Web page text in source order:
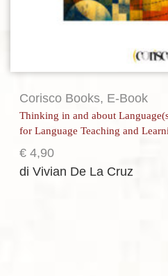
Corisco Books, E-Book
Thinking in and about
for Language Teaching and
€ 4,90
di Vivian De La Cruz